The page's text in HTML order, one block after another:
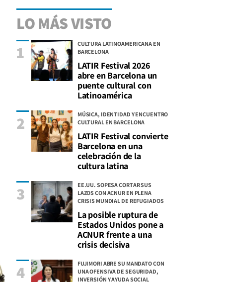
LO MÁS VISTO
CULTURA LATINOAMERICANA EN
BARCELONA
LATIR Festival 2026
abre en Barcelona un
puente cultural con
Latinoamérica
1
MÚSICA, IDENTIDAD Y ENCUENTRO
CULTURAL EN BARCELONA
LATIR Festival convierte
Barcelona en una
celebración de la
cultura latina
2
EE.UU. SOPESA CORTAR SUS
LAZOS CON ACNUR EN PLENA
CRISIS MUNDIAL DE REFUGIADOS
La posible ruptura de
Estados Unidos pone a
ACNUR frente a una
crisis decisiva
3
FUJIMORI ABRE SU MANDATO CON
UNA OFENSIVA DE SEGURIDAD,
INVERSIÓN Y AYUDA SOCIAL
4